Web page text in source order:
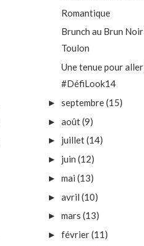
Romantique
Brunch au Brun
Toulon
Une tenue pour
#DéfiLook14
► septembre(15)
► août(9)
► juillet(14)
► juin (12)
► mai (13)
► avril (10)
► mars (13)
► février(11)